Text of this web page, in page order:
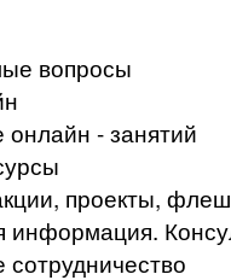
вопросы
онлайн - занятий
проекты,
информация.